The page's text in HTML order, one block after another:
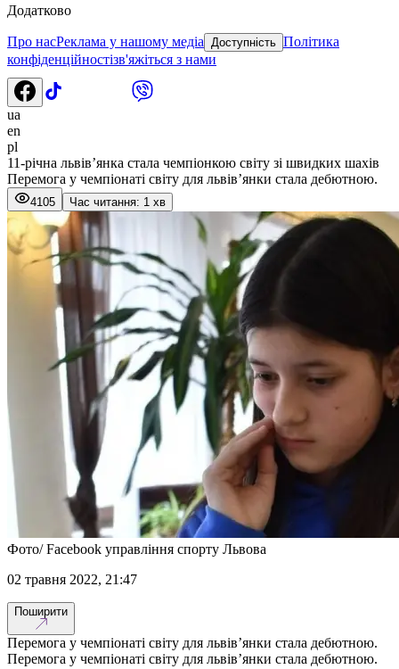
Додатково
Про насРеклама у нашому медіа Доступність Політика
конфіденційностізв'яжіться з нами
ua
en
pl
11-річна львів’янка стала чемпіонкою світу зі швидких шахів
Перемога у чемпіонаті світу для львів’янки стала дебютною.
4105 Час читання: 1 хв
Фото/ Facebook управління спорту Львова
02 травня 2022, 21:47
Поширити
Перемога у чемпіонаті світу для львів’янки стала дебютною.
Перемога у чемпіонаті світу для львів’янки стала дебютною.